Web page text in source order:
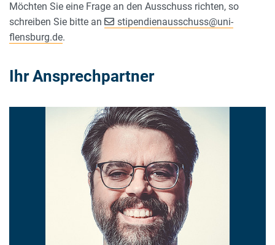
Möchten Sie eine Frage an den Ausschuss richten, so
schreiben Sie bitte an
stipendienausschuss@uni-
flensburg.de.
Ihr Ansprechpartner